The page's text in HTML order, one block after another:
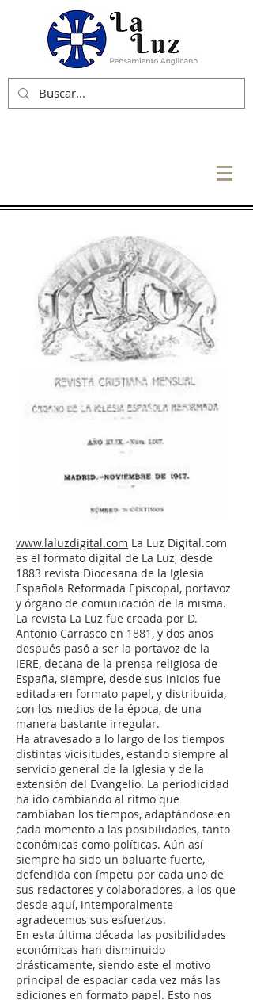
www.laluzdigital.com La Luz Digital.com
es el formato digital de La Luz, desde
1883 revista Diocesana de la Iglesia
Española Reformada Episcopal, portavoz
y órgano de comunicación de la misma.
La revista La Luz fue creada por D.
Antonio Carrasco en 1881, y dos años
después pasó a ser la portavoz de la
IERE, decana de la prensa religiosa de
España, siempre, desde sus inicios fue
editada en formato papel, y distribuida,
con los medios de la época, de una
manera bastante irregular.
Ha atravesado a lo largo de los tiempos
distintas vicisitudes, estando siempre al
servicio general de la Iglesia y de la
extensión del Evangelio. La periodicidad
ha ido cambiando al ritmo que
cambiaban los tiempos, adaptándose en
cada momento a las posibilidades, tanto
económicas como políticas. Aún así
siempre ha sido un baluarte fuerte,
defendida con ímpetu por cada uno de
sus redactores y colaboradores, a los que
desde aquí, intemporalmente
agradecemos sus esfuerzos.
En esta última década las posibilidades
económicas han disminuido
drásticamente, siendo este el motivo
principal de espaciar cada vez más las
ediciones en formato papel. Esto nos